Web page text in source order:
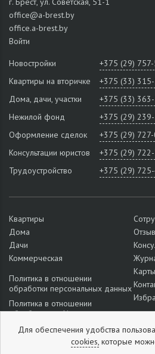
office@a-brest.by
office.a-brest.by
Войти
Новостройки
+375 (29)
Квартиры на вторичке
+375 (33)
Дома, дачи, участки
+375 (33)
Нежилой фонд
+375 (29)
Оформление сделок
+375 (29)
Консультации юристов
+375 (29)
Трудоустройство
+375 (29)
Квартиры
Дома
Дачи
Коммерческая
Политика в отношении
обработки персональных данных
Политика в отношении
обработки cookie
Подробнее о настройках файлов
Карты
Для обеспечения удобства
cookies,которые